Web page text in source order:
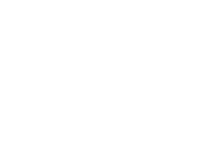
hoog draagcomfort.